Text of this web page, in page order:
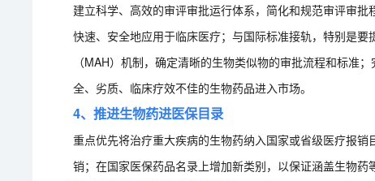
建立科学、高效的审评审批运行体系，简化和规范审评审
快速、安全地应用于临床医疗；与国际标准接轨，特别是
（MAH）机制，确定清晰的生物类似物的审批流程和标准
全、劣质、临床疗效不佳的生物药品进入市场。
4、推进生物药进医保目录
重点优先将治疗重大疾病的生物药纳入国家或省级医疗报
销；在国家医保药品名录上增加新类别，以保证涵盖生物药